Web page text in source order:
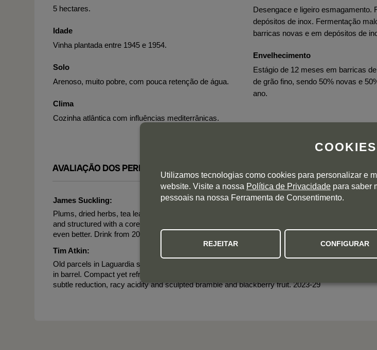
5 hectares.
Idade
Vinha plantada entre 1945 e 1954.
Solo
Arenoso, muito pobre, com pouca retenção de água.
Clima
Cozinha atlântica com influências mediterrânicas.
Desengace e ligeiro esmagamento.
depósitos de inox. Fermentação
barricas novas e em depósitos de
Envelhecimento
Estágio de 12 meses em barricas
de grão fino, sendo 50% novas e
ano.
AVALIAÇÃO DOS PERITOS
James Suckling:
Plums, dried herbs, tea leaves, cloves and baking spices on the nose. It’s full-bodied with chewy
and structured with a core of black fruit at the center palate. Firm finish at this stage. A little bottle
even better. Drink from 2023.
Tim Atkin:
Old parcels in Laguardia supply the grapes for this pure Tempranillo, aged in 50% new wood with
in barrel. Compact yet refreshing, this has the lift and acidity of its high-altitude sites (around 600
subtle reduction, racy acidity and sculpted bramble and blackberry fruit. 2023-29
COOKIES
Utilizamos tecnologias como cookies para personalizar e
website. Visite a nossa Política de Privacidade para saber
pessoais na nossa Ferramenta de Consentimento.
REJEITAR CONFIGURAR